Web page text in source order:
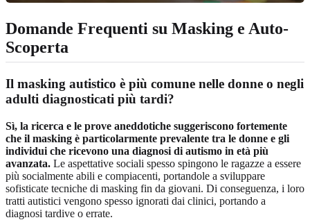
Domande Frequenti su Masking e Auto-
Scoperta
Il masking autistico è più comune nelle donne o negli
adulti diagnosticati più tardi?
Sì, la ricerca e le prove aneddotiche suggeriscono fortemente
che il masking è particolarmente prevalente tra le donne e gli
individui che ricevono una diagnosi di autismo in età più
avanzata. Le aspettative sociali spesso spingono le ragazze a essere
più socialmente abili e compiacenti, portandole a sviluppare
sofisticate tecniche di masking fin da giovani. Di conseguenza, i loro
tratti autistici vengono spesso ignorati dai clinici, portando a
diagnosi tardive o errate.